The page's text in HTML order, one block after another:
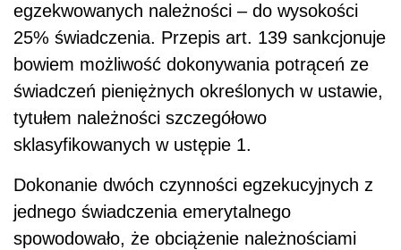
egzekwowanych należności – do wysokości
25% świadczenia. Przepis art. 139 sankcjonuje
bowiem możliwość dokonywania potrąceń ze
świadczeń pieniężnych określonych w ustawie,
tytułem należności szczegółowo
sklasyfikowanych w ustępie 1.
Dokonanie dwóch czynności egzekucyjnych z
jednego świadczenia emerytalnego
spowodowało, że obciążenie należnościami